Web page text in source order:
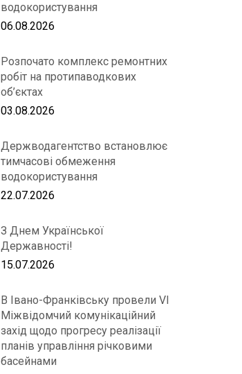
водокористування
06.08.2026
Розпочато комплекс ремонтних
робіт на протипаводкових
об’єктах
03.08.2026
Держводагентство встановлює
тимчасові обмеження
водокористування
22.07.2026
З Днем Української
Державності!
15.07.2026
В Івано-Франківську провели VІ
Міжвідомчий комунікаційний
захід щодо прогресу реалізації
планів управління річковими
басейнами